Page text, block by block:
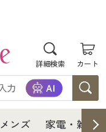
詳細検索 カート
メンズ 家電・雑貨